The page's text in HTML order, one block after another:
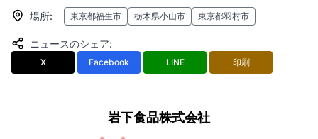
場所: 東京都福生市 栃木県小山市 東京都羽村市
ニュースのシェア:
X Facebook LINE 印刷
岩下食品株式会社